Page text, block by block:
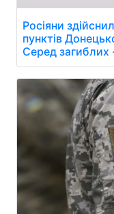
Росіяни
пунктів
Серед загиблих